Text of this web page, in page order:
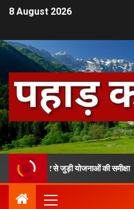
8 August 2026
से जुड़ी योजनाओं की समीक्षा